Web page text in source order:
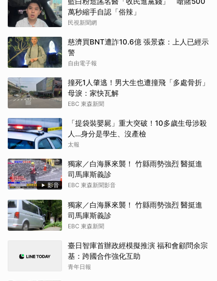
萬秒縮手自認「俗辣」
民視新聞網
慈濟買BNT遭詐10.6億 張景森：上人已經示
警
自由電子報
撞死1人肇逃！男大生也遭撞飛「多處骨折」
母淚：家快瓦解
EBC 東森新聞
「提袋裝嬰屍」重大突破！10多歲生母涉殺
人...身分是學生、沒產檢
太報
影音
獨家／白海豚來襲！ 竹縣雨勢強烈 醫挺進
司馬庫斯義診
EBC 東森新聞影音
獨家／白海豚來襲！ 竹縣雨勢強烈 醫挺進
司馬庫斯義診
EBC 東森新聞
臺日智庫首辦政經模擬推演 福和會顧問余宗
基：跨國合作強化互助
青年日報